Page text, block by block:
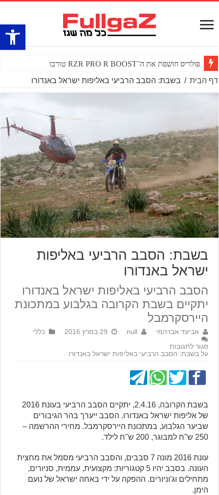
פתח
פולריס חושפת את ה־RZR PRO R BOOST טורבו
דף הבית / בשבת: הסבב הרביעי באליפות ישראל באנדורו
בשבת: הסבב הרביעי באליפות
ישראל באנדורו
הסבב הרביעי באליפות ישראל באנדורו
יתקיים בשבת הקרובה בגלבוע במתכונת
היירסקרמבל
אביעד אברהמי null 29 במרץ 2016
כללי
סגור לתגובות
על בשבת: הסבב הרביעי באליפות ישראל באנדורו
בשבת הקרובה, 2.4.16, יתקיים הסבב הרביעי בעונת 2016
של אליפות ישראל באנדורו. הסבב ייערך בהר הגיבורים
שביער הגלבוע, במתכונת היירסקרמבל. מחירי ההרשמה –
250 ש"ח למבוגר, 200 ש"ח לילד.
עונת 2016 מונה 7 סבבים, והסבב הרביעי מסמל את מחצית
העונה. בסבב יהיו 5 קטגוריות: מקצועית, עממית, סניורים,
מתחילים וג'וניורים. ההפקה על ידי באחה ישראל של נועם
הימן.